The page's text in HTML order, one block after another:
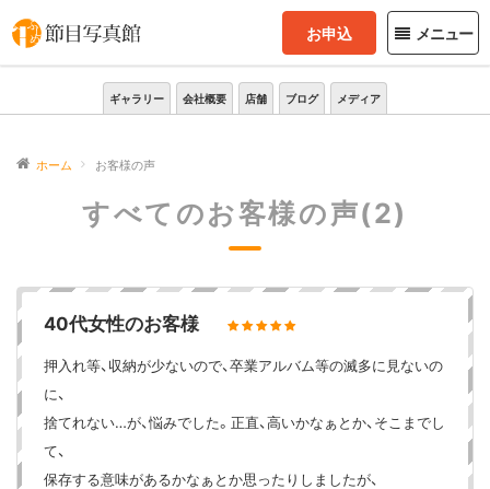
メニュー
お申込
ギャラリー 会社概要 店舗 ブログ メディア
ホーム お客様の声
すべてのお客様の声(2)
40代女性のお客様
押入れ等、収納が少ないので、卒業アルバム等の滅多に見ないの
に、
捨てれない…が、悩みでした。正直、高いかなぁとか、そこまでし
て、
保存する意味があるかなぁとか思ったりしましたが、